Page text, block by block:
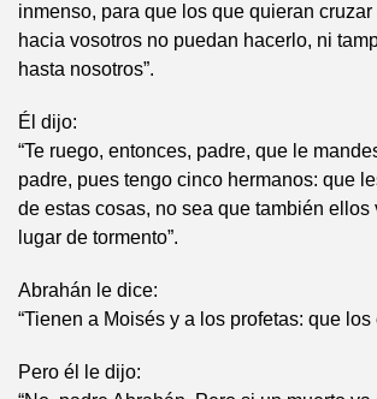
inmenso, para que los que quieran
hacia vosotros no puedan hacerlo, ni
hasta nosotros”.
Él dijo:
“Te ruego, entonces, padre, que le
padre, pues tengo cinco hermanos: que
de estas cosas, no sea que también ellos
lugar de tormento”.
Abrahán le dice:
“Tienen a Moisés y a los profetas: que los
Pero él le dijo: